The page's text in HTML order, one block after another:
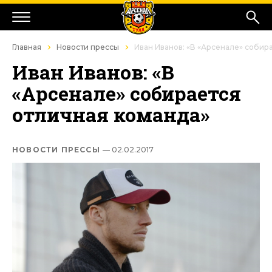
Главная Новости прессы Иван Иванов: «В «Арсенале»
Иван Иванов: «В
«Арсенале» собирается
отличная команда»
НОВОСТИ ПРЕССЫ — 02.02.2017